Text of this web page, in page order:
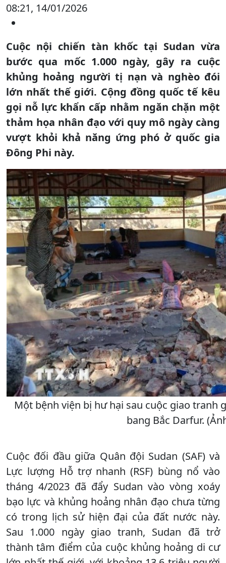
08:21, 14/01/2026
Cuộc nội chiến tàn khốc tại Sudan vừa
bước qua mốc 1.000 ngày, gây ra cuộc
khủng hoảng người tị nạn và nghèo đói
lớn nhất thế giới. Cộng đồng quốc tế kêu
gọi nỗ lực khẩn cấp nhằm ngăn chặn một
thảm họa nhân đạo với quy mô ngày càng
vượt khỏi khả năng ứng phó ở quốc gia
Đông Phi này.
Một bệnh viện bị hư hại sau cuộc giao tranh
bang Bắc Darfur.
Cuộc đối đầu giữa Quân đội Sudan (SAF) và
Lực lượng Hỗ trợ nhanh (RSF) bùng nổ vào
tháng 4/2023 đã đẩy Sudan vào vòng xoáy
bạo lực và khủng hoảng nhân đạo chưa từng
có trong lịch sử hiện đại của đất nước này.
Sau 1.000 ngày giao tranh, Sudan đã trở
thành tâm điểm của cuộc khủng hoảng di cư